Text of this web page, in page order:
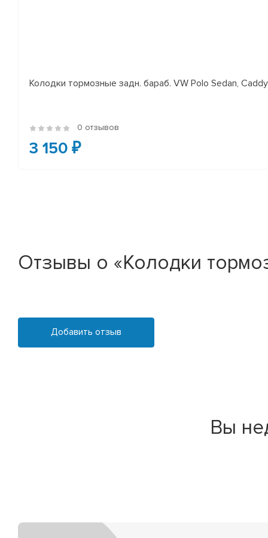
Колодки тормозные задн. бараб. VW Polo Sedan, Caddy
0 отзывов
3 150 ₽
Отзывы о «Колодки
Добавить отзыв
Вы